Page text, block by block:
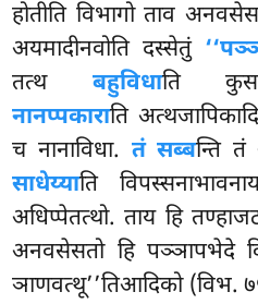
होतीति विभागो ताव
अयमादीनवोति दस्सेतुं
तत्थ बहुविधाति
नानप्पकाराति
च नानाविधा. तं सब्बन्ति
साधेय्याति
अधिप्पेतत्थो. ताय हि
अनवसेसतो हि पञ्ञापभेदे
ञाणवत्थू’’तिआदिको (विभ.